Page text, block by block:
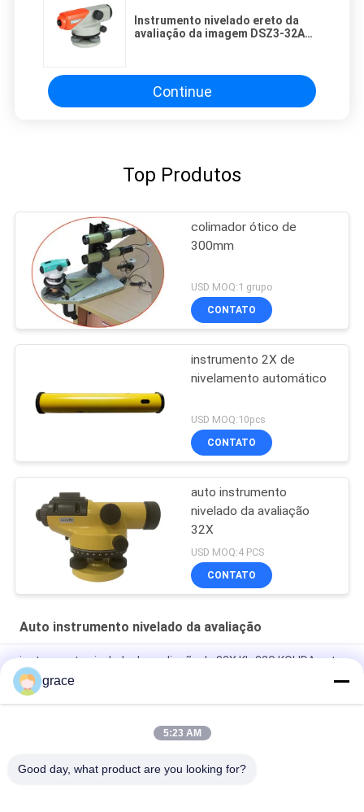
Instrumento nivelado ereto da
avaliação da imagem DSZ3-32A
Continue
Top Produtos
colimador ótico de
300mm
USD MOQ:1 grupo
CONTATO
instrumento 2X de
nivelamento automático
USD MOQ:10pcs
CONTATO
auto instrumento
nivelado da avaliação
32X
USD MOQ:4 PCS
CONTATO
Auto instrumento nivelado da avaliação
instrumento nivelado da avaliação de 32X KL-32G KOLIDA auto
Areje o umedecimento da máquina 28X nivelada automática
de série do galão
Instrumento nivelado de série da avaliação do vermelho DSZ3-
grace
5:23 AM
Good day, what product are you looking for?